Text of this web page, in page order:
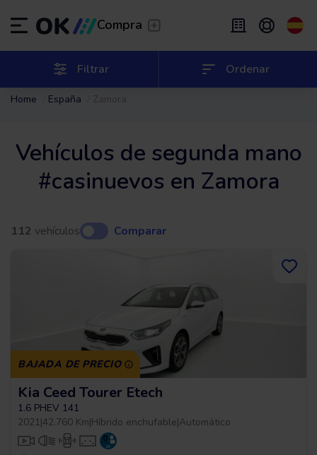
Compra
Transfer/ Deja que te lleven
Renting flexible De 2 a 9 meses
Renting
Filtrar Ordenar
Español (ES)
EN English (UK)
Home España Zamora
Vehículos de segunda mano
#casinuevos en Zamora
112 vehículos Comparar
BAJADA DE PRECIO
Kia Ceed Tourer Etech
1.6 PHEV 141
2021|42.760 Km|Híbrido enchufable|Automático